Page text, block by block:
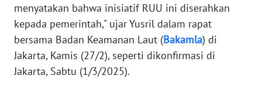
menyatakan bahwa inisiatif RUU ini diserahkan
kepada pemerintah," ujar Yusril dalam rapat
bersama Badan Keamanan Laut (Bakamla) di
Jakarta, Kamis (27/2), seperti dikonfirmasi di
Jakarta, Sabtu (1/3/2025).
REDAKSI
KARIR
DISCLAIMER